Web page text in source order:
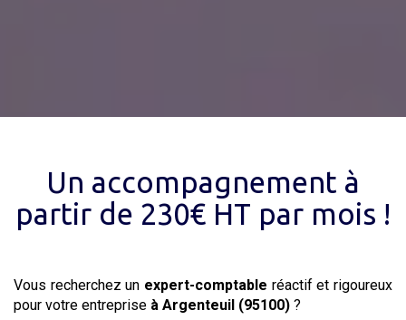
Un accompagnement à
partir de 230€ HT par mois !
Vous recherchez un expert-comptable réactif et rigoureux
pour votre entreprise à Argenteuil (95100) ?